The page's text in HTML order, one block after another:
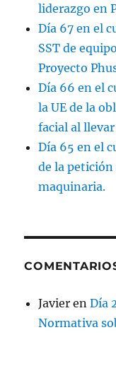
liderazgo en
Día 67 en el
SST de
Proyecto
Día 66 en el
la UE de la
facial al
Día 65 en el
de la petición
maquinaria.
Javier enDía
Normativa